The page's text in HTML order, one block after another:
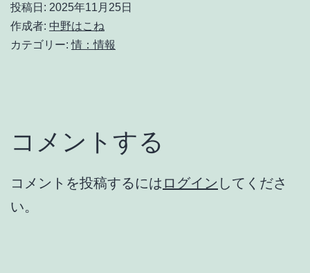
投稿日: 2025年11月25日
作成者: 中野はこね
カテゴリー:情：情報
コメントする
コメントを投稿するには ログイン してくださ
い。